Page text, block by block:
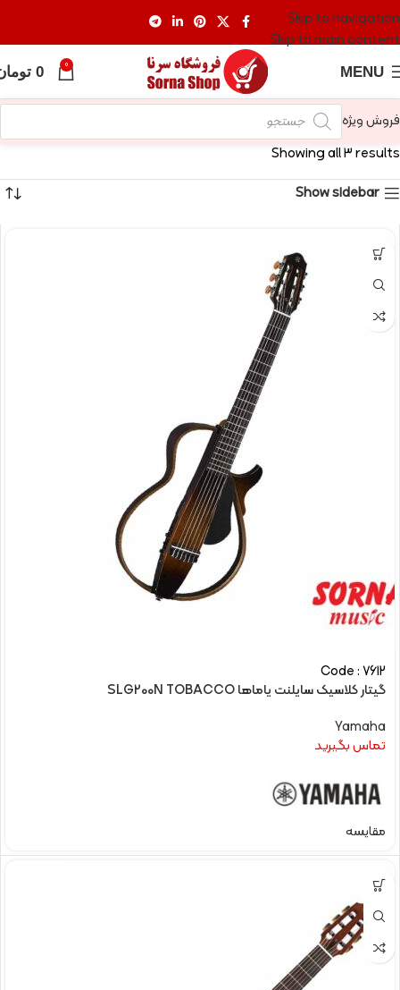
Skip to navigation
Skip to main content
MENU
0
0
فروش ویژه
Showing all 3 results
Show sidebar
Code : 7612
گیتار کلاسیک سایلنت یاماها SLG200N TOBACCO
Yamaha
تماس بگیرید
مقایسه